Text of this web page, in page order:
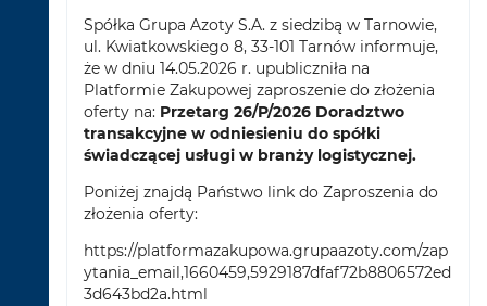
Spółka Grupa Azoty S.A. z siedzibą w Tarnowie,
ul. Kwiatkowskiego 8, 33-101 Tarnów informuje,
że w dniu 14.05.2026 r. upubliczniła na
Platformie Zakupowej zaproszenie do złożenia
oferty na: Przetarg 26/P/2026 Doradztwo
transakcyjne w odniesieniu do spółki
świadczącej usługi w branży logistycznej.
Poniżej znajdą Państwo link do Zaproszenia do
złożenia oferty:
https://platformazakupowa.grupaazoty.com/zap
ytania_email,1660459,5929187dfaf72b8806572ed
3d643bd2a.html